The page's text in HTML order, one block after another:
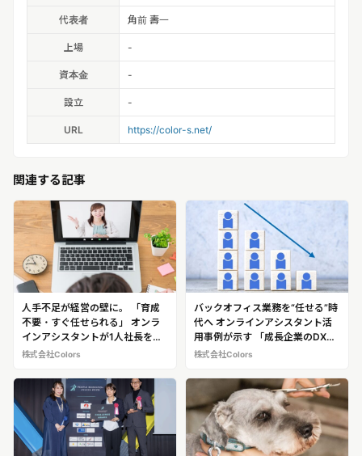
代表者 角前 壽一
上場 -
資本金 -
設立 -
URL https://color-s.net/
関連する記事
人手不足が経営の壁に。 「育成
不要・すぐ任せられる」 オンラ
インアシスタントが1人社長を救
う！※導入企業への追加取材も可
株式会社Colors
バックオフィス業務を“任せる”時
代へ オンラインアシスタント活
用事例が示す 「成長企業のDX」
とは？※導入企業への追加取材も
株式会社Colors